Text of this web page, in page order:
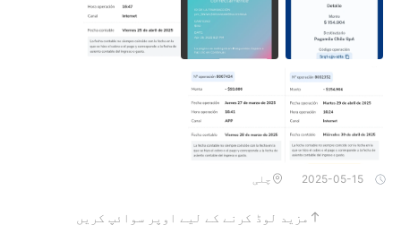
2025-05-15 چلی
مزید لوڈ کرنے کے لیے اوپر سوائپ کریں